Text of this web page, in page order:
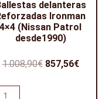
delanteras
Ironman
4×4 (Nissan Patrol
desde1990)
1.008,90€ El
857,56€El